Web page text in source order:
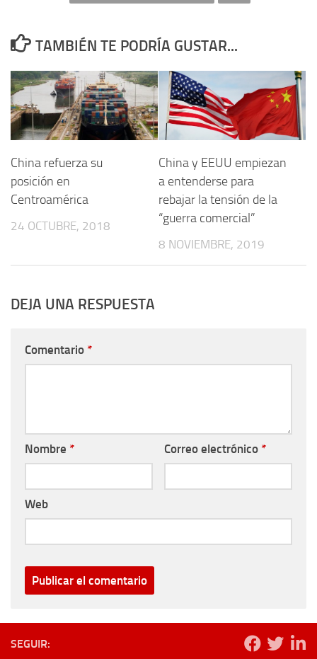
TAMBIÉN TE PODRÍA GUSTAR...
China refuerza su
posición en
Centroamérica
24 OCTUBRE, 2018
China y EEUU empiezan
a entenderse para
rebajar la tensión de la
“guerra comercial”
8 NOVIEMBRE, 2019
DEJA UNA RESPUESTA
Comentario *
Nombre * Correo electrónico *
Web
SEGUIR: